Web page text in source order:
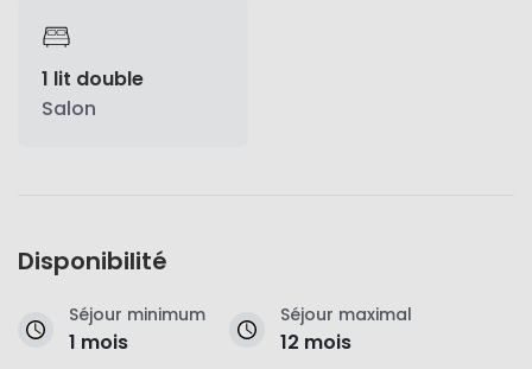
1 lit double
Salon
Disponibilité
Séjour minimum
1 mois
Séjour maximal
12 mois